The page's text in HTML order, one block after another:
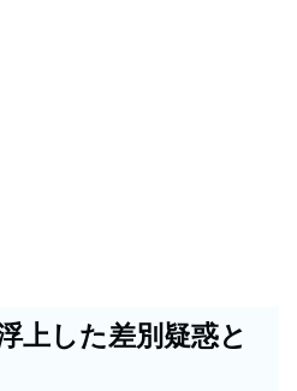
上した差別疑惑と